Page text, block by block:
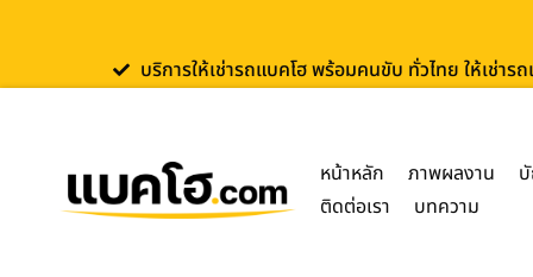
บริการให้เช่ารถแบคโฮ พร้อมคนขับ ทั่วไทย ให้เช่า
หน้าหลัก ภาพผลงาน
ติดต่อเรา
บทความ